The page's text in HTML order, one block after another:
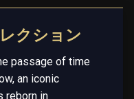
クション
passage of time
an iconic
reborn in